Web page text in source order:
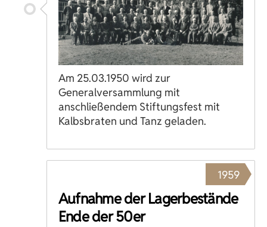
Am 25.03.1950 wird zur
Generalversammlung mit
anschließendem Stiftungsfest mit
Kalbsbraten und Tanz geladen.
1959
Aufnahme der Lagerbestände
Ende der 50er